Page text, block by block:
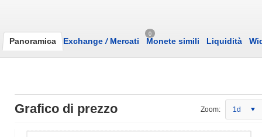
Panoramica Exchange /Mercati
0
Monete simili Liquidità
Grafico di prezzo Zoom: 1d